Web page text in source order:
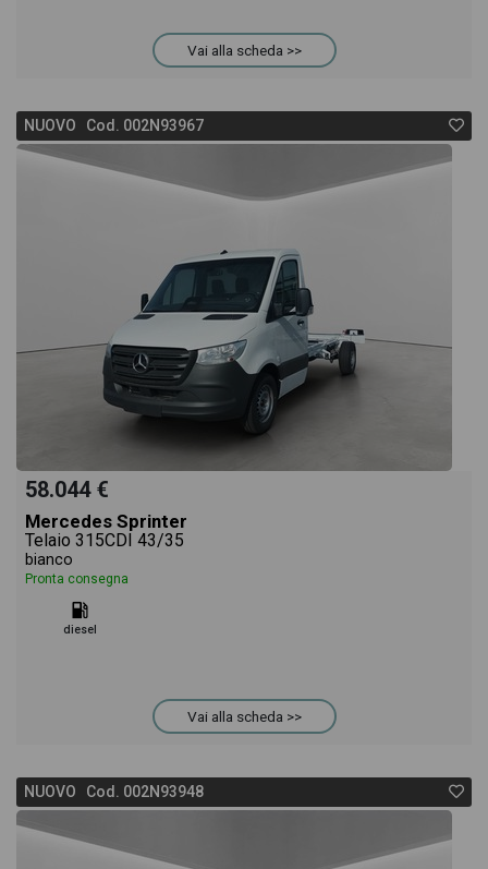
offerta e rata consigliata per l'acquisto del veicolo.
Vai alla scheda >>
NUOVO Cod. 002N93967
58.044 €
Mercedes Sprinter
Telaio 315CDI 43/35
bianco
Pronta consegna
diesel
Vai alla scheda >>
NUOVO Cod. 002N93948